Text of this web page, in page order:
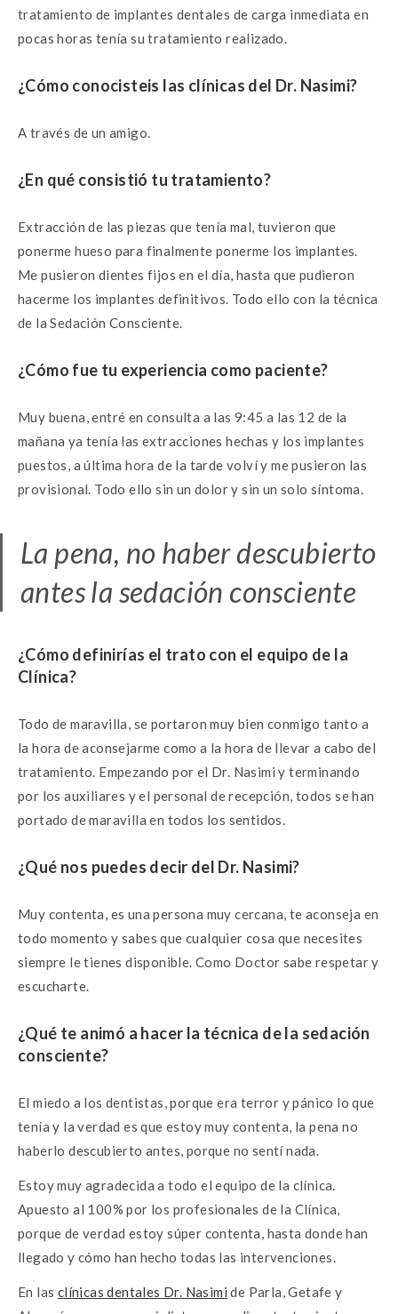
tratamiento de implantes dentales de carga inmediata en
pocas horas tenía su tratamiento realizado.
¿Cómo conocisteis las clínicas del Dr. Nasimi?
A través de un amigo.
¿En qué consistió tu tratamiento?
Extracción de las piezas que tenía mal, tuvieron que
ponerme hueso para finalmente ponerme los implantes.
Me pusieron dientes fijos en el día, hasta que pudieron
hacerme los implantes definitivos. Todo ello con la técnica
de la Sedación Consciente.
¿Cómo fue tu experiencia como paciente?
Muy buena, entré en consulta a las 9:45 a las 12 de la
mañana ya tenía las extracciones hechas y los implantes
puestos, a última hora de la tarde volví y me pusieron las
provisional. Todo ello sin un dolor y sin un solo síntoma.
La pena, no haber descubierto
antes la sedación consciente
¿Cómo definirías el trato con el equipo de la
Clínica?
Todo de maravilla, se portaron muy bien conmigo tanto a
la hora de aconsejarme como a la hora de llevar a cabo del
tratamiento. Empezando por el Dr. Nasimi y terminando
por los auxiliares y el personal de recepción, todos se han
portado de maravilla en todos los sentidos.
¿Qué nos puedes decir del Dr. Nasimi?
Muy contenta, es una persona muy cercana, te aconseja en
todo momento y sabes que cualquier cosa que necesites
siempre le tienes disponible. Como Doctor sabe respetar y
escucharte.
¿Qué te animó a hacer la técnica dela sedación
consciente?
El miedo a los dentistas, porque era terror y pánico lo que
tenía y la verdad es que estoy muy contenta, la pena no
haberlo descubierto antes, porque no sentí nada.
Estoy muy agradecida a todo el equipo de la clínica.
Apuesto al 100% por los profesionales de la Clínica,
porque de verdad estoy súper contenta, hasta donde han
llegado y cómo han hecho todas las intervenciones.
En las clínicas dentales Dr. Nasimi de Parla, Getafe y